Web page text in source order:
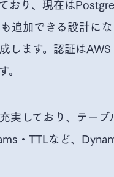
おり、現在は
追加できる設計に
します。認証は
実しており、テー
・TTLなど、